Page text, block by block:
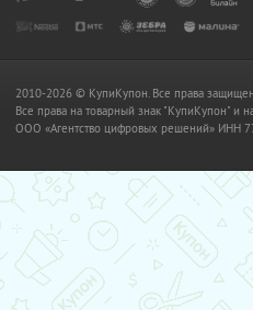
2010-2026 © КупиКупон. Все права
Все права на товарный знак "КупиКупон" и
OOO «Агентство цифровых решений» ИНН